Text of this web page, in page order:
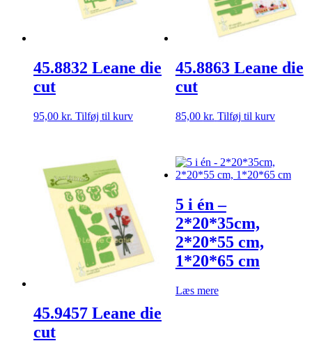
45.8832 Leane die
cut
95,00 kr. Tilføj til kurv
45.8863 Leane die
cut
85,00 kr. Tilføj til kurv
45.9457 Leane die
cut
5 i én –
2*20*35cm,
2*20*55 cm,
1*20*65 cm
Læs mere